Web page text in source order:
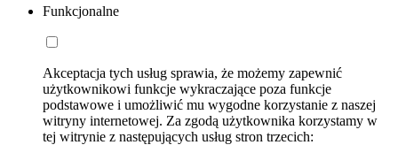
Funkcjonalne
Akceptacja tych usług sprawia, że możemy zapewnić
użytkownikowi funkcje wykraczające poza funkcje
podstawowe i umożliwić mu wygodne korzystanie z naszej
witryny internetowej. Za zgodą użytkownika korzystamy w
tej witrynie z następujących usług stron trzecich: